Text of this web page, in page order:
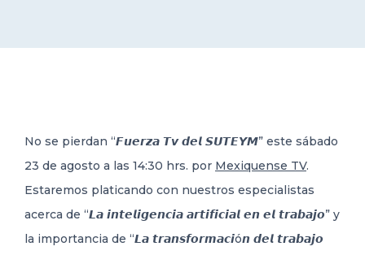
TRANSPARENCIA
No se pierdan “𝙁𝙪𝙚𝙧𝙯𝙖 𝙏𝙫 𝙙𝙚𝙡 𝙎𝙐𝙏𝙀𝙔𝙈” este sábado
23 de agosto a las 14:30 hrs. por Mexiquense TV.
Estaremos platicando con nuestros especialistas
acerca de “𝙇𝙖 𝙞𝙣𝙩𝙚𝙡𝙞𝙜𝙚𝙣𝙘𝙞𝙖 𝙖𝙧𝙩𝙞𝙛𝙞𝙘𝙞𝙖𝙡 𝙚𝙣 𝙚𝙡 𝙩𝙧𝙖𝙗𝙖𝙟𝙤” y
la importancia de “𝙇𝙖 𝙩𝙧𝙖𝙣𝙨𝙛𝙤𝙧𝙢𝙖𝙘𝙞ó𝙣 𝙙𝙚𝙡 𝙩𝙧𝙖𝙗𝙖𝙟𝙤